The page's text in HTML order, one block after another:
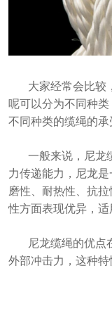
大家经常会比较
呢可以分为不同种
不同种类的缆绳的承
一般来说，尼龙
力传递能力，尼龙
磨性、耐热性、抗
性方面表现优异，适
尼龙缆绳的优点
外部冲击力，这种特